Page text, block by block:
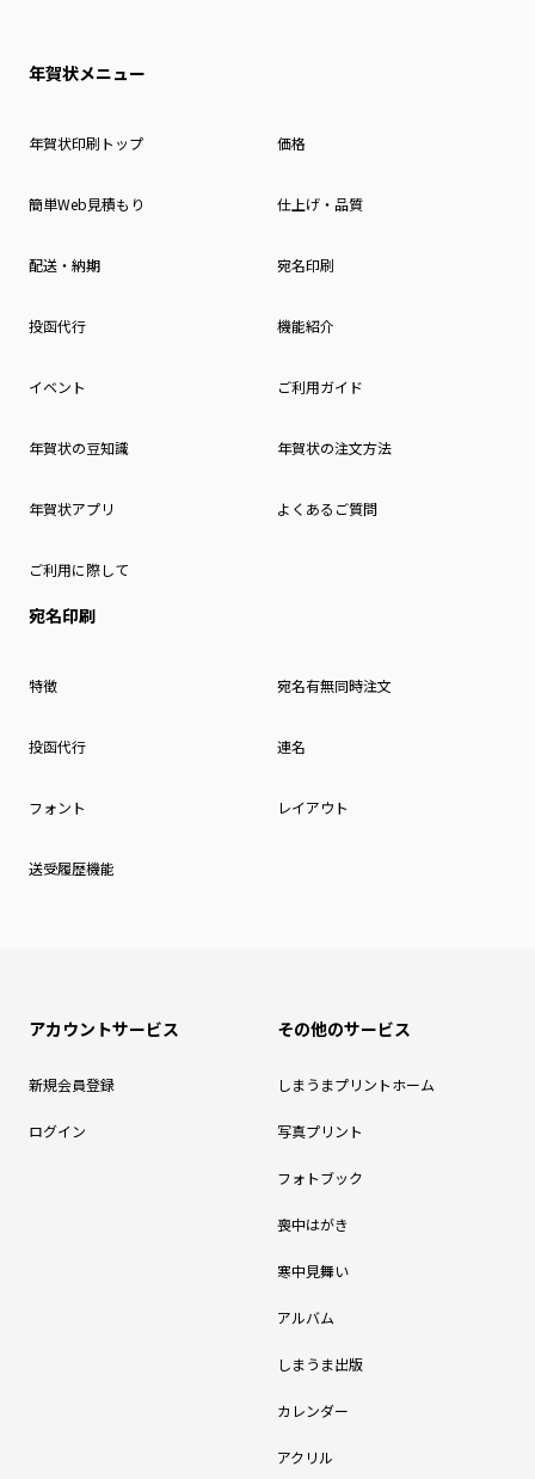
年賀状メニュー
年賀状印刷トップ 価格
簡単Web見積もり 仕上げ・品質
配送・納期 宛名印刷
投函代行 機能紹介
イベント ご利用ガイド
年賀状の豆知識 年賀状の注文方法
年賀状アプリ よくあるご質問
ご利用に際して
宛名印刷
特徴 宛名有無同時注文
投函代行 連名
フォント レイアウト
送受履歴機能
アカウントサービス
新規会員登録
ログイン
その他のサービス
しまうまプリントホーム
写真プリント
フォトブック
喪中はがき
寒中見舞い
アルバム
しまうま出版
カレンダー
アクリル